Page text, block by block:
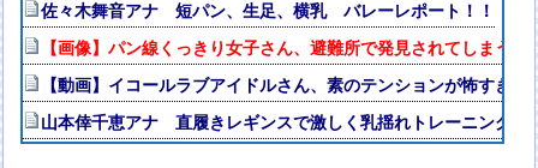
佐々木舞音アナ 短パン、生足、横乳 バレーレポート！！
【画像】パン線くっきり女子さん、避難所で発見されてしまう
【動画】イコールラブアイドルさん、素のテンションが怖すぎる
山本倖千恵アナ 直履きレギンスで激しく乳揺れトレーニング！